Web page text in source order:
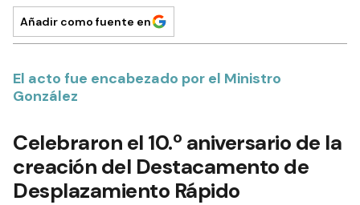
Añadir como fuente en
El acto fue encabezado por el Ministro
González
Celebraron el 10.º aniversario de la
creación del Destacamento de
Desplazamiento Rápido